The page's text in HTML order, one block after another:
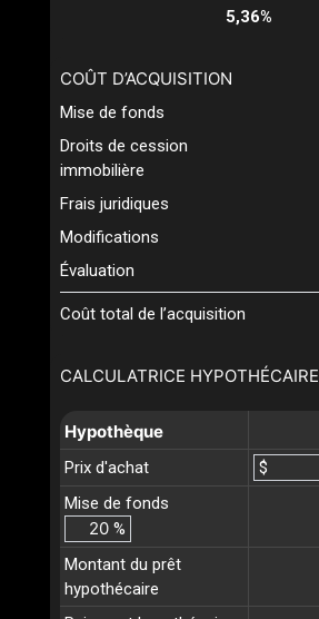
CALCULATRICE HYPOTHÉCAIRE
Hypothèque
Prix d'achat
$
Mise de fonds
%
Montant du prêt
hypothécaire
5,36%
COÛT D’ACQUISITION
Mise de fonds
Droits de cession
immobilière
Frais juridiques
Modifications
Évaluation
Coût total de l’acquisition